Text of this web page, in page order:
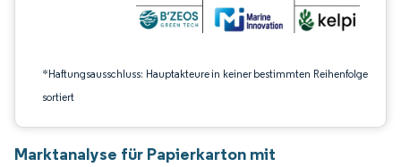
*Haftungsausschluss: Hauptakteure in keiner bestimmten Reihenfolge
sortiert
Marktanalyse für Papierkarton mit